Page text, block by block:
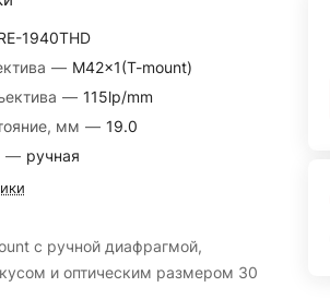
1940THD
— M42x1(T-mount)
— 115lp/mm
мм — 19.0
— ручная
с ручной диафрагмой,
и оптическим размером 30